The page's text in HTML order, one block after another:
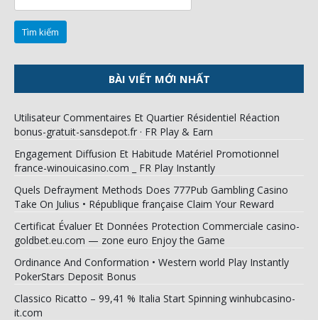
kiếm
cho:
BÀI VIẾT MỚI NHẤT
Utilisateur Commentaires Et Quartier Résidentiel Réaction
bonus-gratuit-sansdepot.fr · FR Play & Earn
Engagement Diffusion Et Habitude Matériel Promotionnel
france-winouicasino.com _ FR Play Instantly
Quels Defrayment Methods Does 777Pub Gambling Casino
Take On Julius • République française Claim Your Reward
Certificat Évaluer Et Données Protection Commerciale casino-
goldbet.eu.com — zone euro Enjoy the Game
Ordinance And Conformation • Western world Play Instantly
PokerStars Deposit Bonus
Classico Ricatto – 99,41 % Italia Start Spinning winhubcasino-
it.com